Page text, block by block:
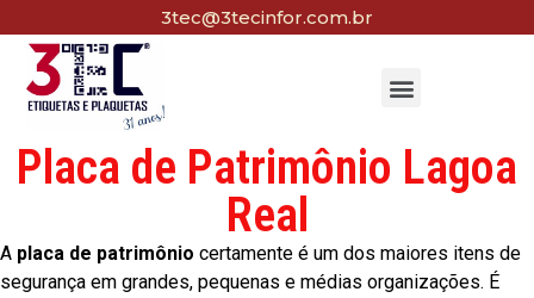
3tec@3tecinfor.com.br
Placa de Patrimônio Lagoa
Real
A placa de patrimônio certamente é um dos maiores itens de
segurança em grandes, pequenas e médias organizações. É